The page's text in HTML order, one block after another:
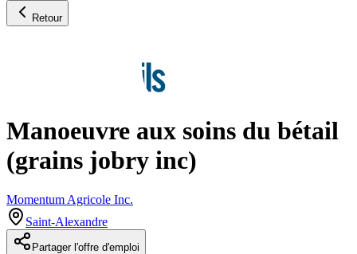
Retour
Manoeuvre aux soins du bétail
(grains jobry inc)
Momentum Agricole Inc.
Saint-Alexandre
Partager l'offre d'emploi